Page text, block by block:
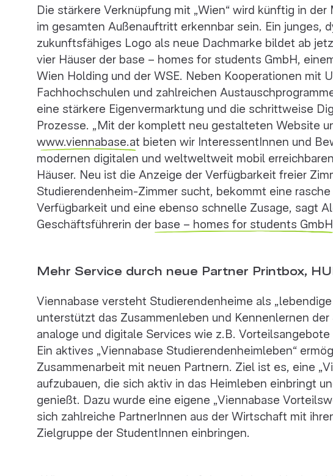
Die stärkere Verknüpfung mit „Wien“ wird künftig in der
im gesamten Außenauftritt erkennbar sein. Ein junges,
zukunftsfähiges Logo als neue Dachmarke bildet ab
vier Häuser der base – homes for students GmbH,
Wien Holding und der WSE. Neben Kooperationen mit
Fachhochschulen und zahlreichen
eine stärkere Eigenvermarktung und die schrittweise
Prozesse. „Mit der komplett neu gestalteten Website
www.viennabase.at bieten wir InteressentInnen und
modernen digitalen und weltweltweit mobil
Häuser. Neu ist die Anzeige der Verfügbarkeit freier
Studierendenheim-Zimmer sucht, bekommt eine
Verfügbarkeit und eine ebenso schnelle Zusage, sagt
Geschäftsführerin der base – homes for students GmbH
Mehr Service durch neue Partner Printbox,
Viennabase versteht Studierendenheime als
unterstützt das Zusammenleben und Kennenlernen
analoge und digitale Services wie z.B. Vorteilsangebote
Ein aktives „Viennabase Studierendenheimleben“
Zusammenarbeit mit neuen Partnern. Ziel ist es, eine
aufzubauen, die sich aktiv in das Heimleben einbringt
genießt. Dazu wurde eine eigene „Viennabase
sich zahlreiche PartnerInnen aus der Wirtschaft mit
Zielgruppe der StudentInnen einbringen.